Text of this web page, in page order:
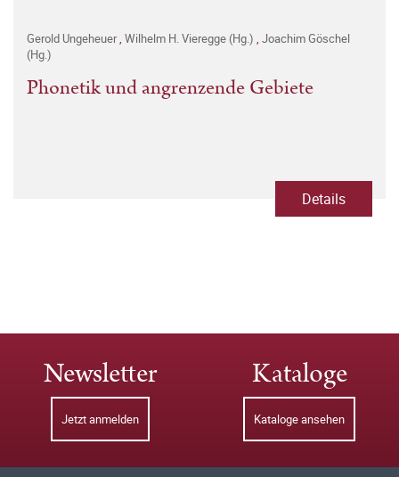
Gerold Ungeheuer, Wilhelm H. Vieregge (Hg.) , Joachim Göschel
(Hg.)
Phonetik und angrenzende Gebiete
Details
Newsletter
Jetzt anmelden
Kataloge
Kataloge ansehen